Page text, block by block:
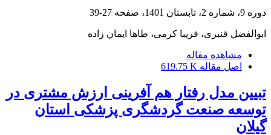
دوره 9، شماره 2، تابستان 1401، صفحه 27-39
ابوالفضل قنبری، فریبا کرمی، طاها ایمان زاده
مشاهده مقاله
اصل مقاله 619.75 K
تبیین مدل رفتار هم آفرینی ارزش مشتری در
توسعه صنعت گردشگری پزشکی استان
گیلان